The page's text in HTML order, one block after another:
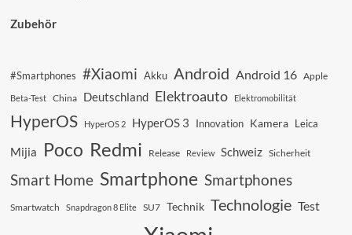
Zubehör
#Smartphones #Xiaomi Akku Android Android 16 Apple
Beta-Test China Deutschland Elektroauto Elektromobilität
HyperOS HyperOS 2 HyperOS 3 Innovation Kamera Leica
Mijia Poco Redmi Release Review Schweiz Sicherheit
Smart Home Smartphone Smartphones
Smartwatch Snapdragon 8 Elite SU7 Technik Technologie Test